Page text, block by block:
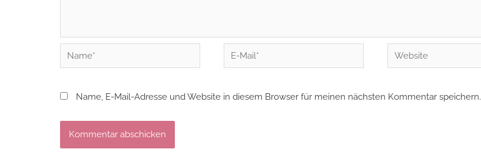
Name*
E-
Mail*
Website
Name, E-Mail-Adresse und Website in diesem Browser für meinen nächsten Kommentar speichern.